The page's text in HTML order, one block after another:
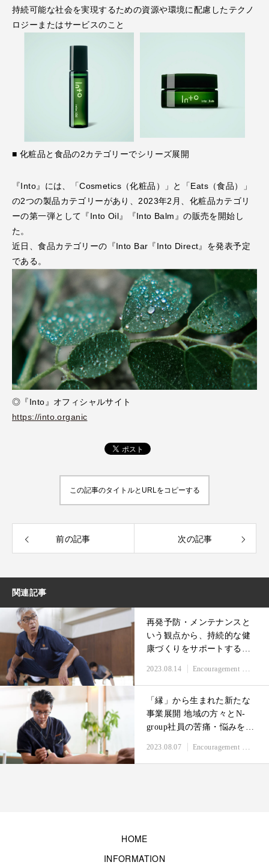
持続可能な社会を実現するための資源や環境に配慮したテクノ
ロジーまたはサービスのこと
■ 化粧品と⾷品の2カテゴリーでシリーズ展開
『Into』には、「Cosmetics（化粧品）」と「Eats（⾷品）」
の2つの製品カテゴリーがあり、2023年2⽉、化粧品カテゴリ
ーの第⼀弾として『Into Oil』『Into Balm』の販売を開始し
た。
近⽇、⾷品カテゴリーの『Into Bar『Into Direct』を発表予定
である。
◎『Into』オフィシャルサイト
https://into.organic
この記事のタイトルとURLをコピーする
前の記事 次の記事
関連記事
再発予防・メンテナンスと
いう観点から、持続的な健
康づくりをサポートする
2023.08.14 Encouragement 自身と希望を創る
「縁」から生まれた新たな
事業展開 地域の方々とN-
group社員の苦痛・悩みを癒
2023.08.07 Encouragement 自身と希望を創る
HOME
INFORMATION